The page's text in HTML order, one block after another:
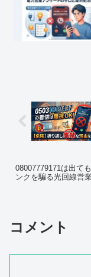
08007779171は出て
ンクを騙る光回線営業
コメント